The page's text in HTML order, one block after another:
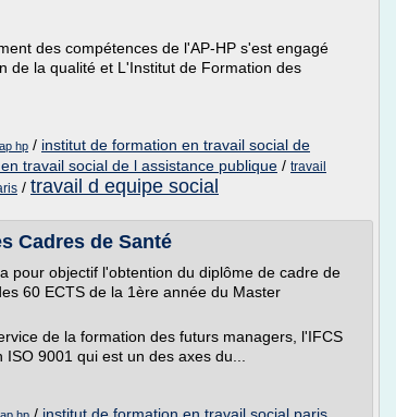
des compétences de l'AP-HP s'est engagé
de la qualité et L'Institut de Formation des
hp / institut de formation en travail social de
travail social de l assistance publique / travail
/ travail d equipe social
Cadres de Santé
pour objectif l'obtention du diplôme de cadre de
60 ECTS de la 1ère année du Master
de la formation des futurs managers, l'IFCS
9001 qui est un des axes du...